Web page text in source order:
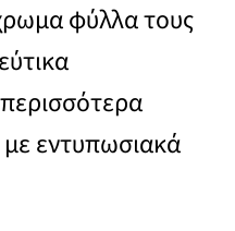
φύλλα τους
εντυπωσιακά